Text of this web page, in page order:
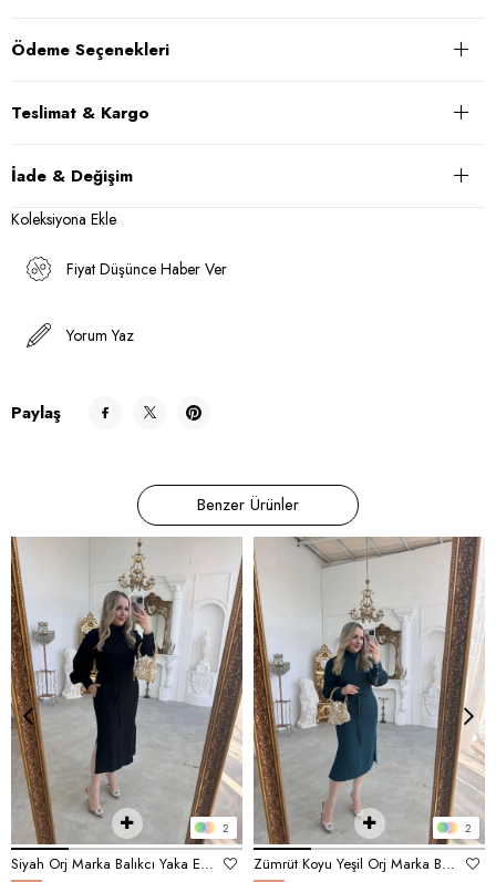
Ödeme Seçenekleri
Teslimat & Kargo
İade & Değişim
Koleksiyona Ekle
Fiyat Düşünce Haber Ver
Yorum Yaz
Paylaş
Benzer Ürünler
2
Siyah Orj Marka Balıkcı Yaka Elbise
2
Zümrüt Koyu Yeşil Orj Marka Balıkcı Yaka Elbise